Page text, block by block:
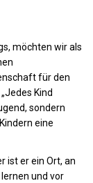
möchten wir als
für den
Kind
sondern
eine
ist er ein Ort, an
und vor